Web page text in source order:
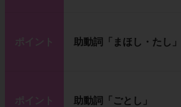
ポイント 助動詞「まほし・たし」
ポイント 助動詞「ごとし」